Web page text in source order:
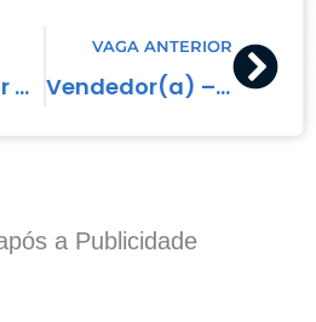
Coordenador de Recursos Humanos – Lago Norte, DF
VAGA ANTERIOR
Vendedor(a) – Águas Claras, DF
a Publicidade